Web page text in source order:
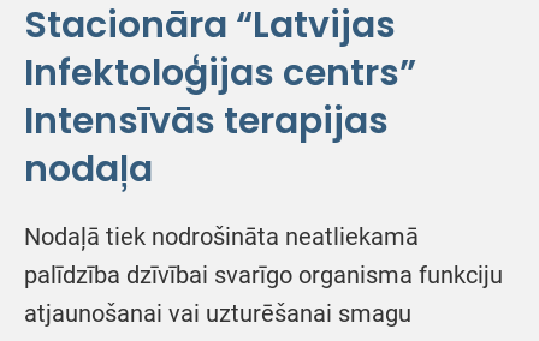
Stacionāra “Latvijas
Infektoloģijas centrs”
Intensīvās terapijas
nodaļa
Nodaļā tiek nodrošināta neatliekamā
palīdzība dzīvībai svarīgo organisma funkciju
atjaunošanai vai uzturēšanai smagu